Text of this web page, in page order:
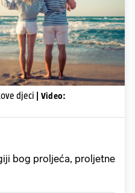
videa...
djeci
| Video:
bog proljeća, proljetne